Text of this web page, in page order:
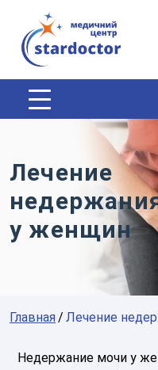
Главная
Лечение
у женщин
Главная Лечение
Недержание мочи у